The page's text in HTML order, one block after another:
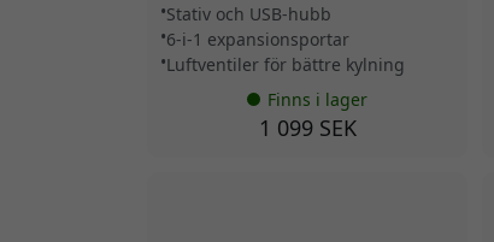
Stativ och USB-hubb
6-i-1 expansionsportar
Luftventiler för bättre kylning
Finns i lager
1 099 SEK